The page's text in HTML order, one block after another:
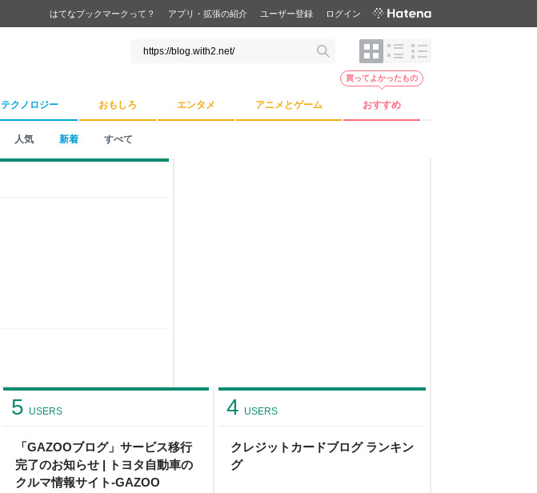
はてなブックマークって？ アプリ・拡張の紹介 ユーザー登録 ログイン
テクノロジー おもしろ エンタメ アニメとゲーム おすすめ
買ってよかったもの
人気 新着 すべて
「GAZOOブログ」サービス移行
完了のお知らせ | トヨタ自動車の
クルマ情報サイト‐GAZOO
5 USERS
クレジットカードブログ ランキン
グ
4 USERS